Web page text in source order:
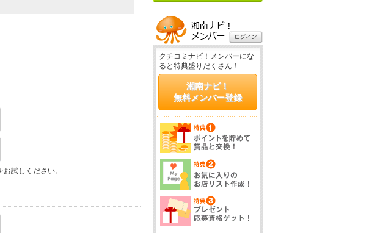
試しください。
クチコミナビ！メンバーにな
ると特典盛りだくさん！
湘南ナビ！
無料メンバー登録